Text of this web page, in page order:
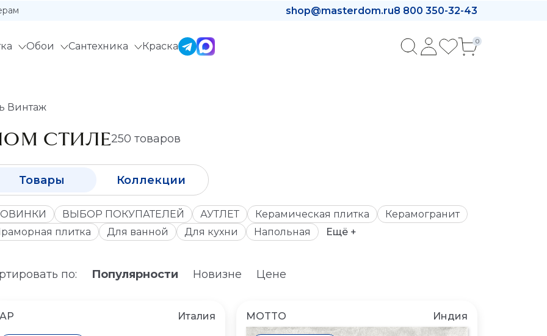
shop@masterdom.ru8 800 350-32-43
Обои Сантехника Краска 0
Винтаж
СТИЛЕ250 товаров
Товары Коллекции
ВЫБОР ПОКУПАТЕЛЕЙ АУТЛЕТ Керамическая плитка
Керамогранит
плитка
Для ванной Для кухни Напольная Ещё +
по: Популярности Новизне Цене
Италия MOTTO Индия